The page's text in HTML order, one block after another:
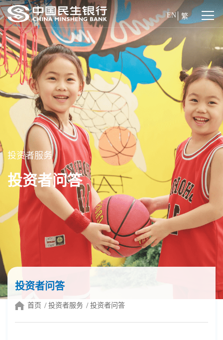
EN 繁
投资者服务
投资者问答
投资者问答
首页 投资者服务 投资者问答